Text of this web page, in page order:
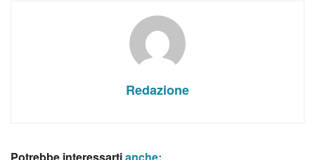
Sant’Egidio ricorda don Antonio Mazzi: «Con lui una lunga
amicizia per restituire futuro ai giovani e alle persone più
con una grande passione per la Chiesa»
Redazione
Potrebbe interessartianche: